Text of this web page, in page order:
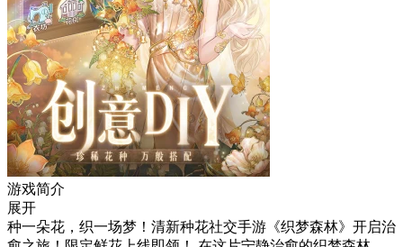
游戏简介
展开
种一朵花，织一场梦！清新种花社交手游《织梦森林》开启治